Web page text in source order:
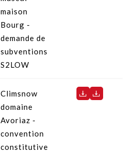
maison
Bourg -
demande de
subventions
S2LOW
Climsnow
domaine
Avoriaz -
convention
constitutive